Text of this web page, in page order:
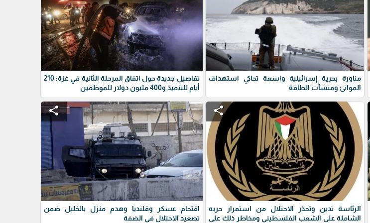
مناورة بحرية إسرائيلية واسعة تحاكي استهداف
الموانئ ومنشآت الطاقة
تفاصيل جديدة حول اتفاق المرحلة الثانية في غزة: 210
أيام للتنفيذ و400 مليون دولار للموظفين
share
الرئاسة تدين وتحذر الاحتلال من استمرار حربه
الشاملة على الشعب الفلسطيني ومخاطر ذلك على
share
اقتحام عسكر وقلنديا وهدم منزل بالخليل ضمن
تصعيد الاحتلال في الضفة